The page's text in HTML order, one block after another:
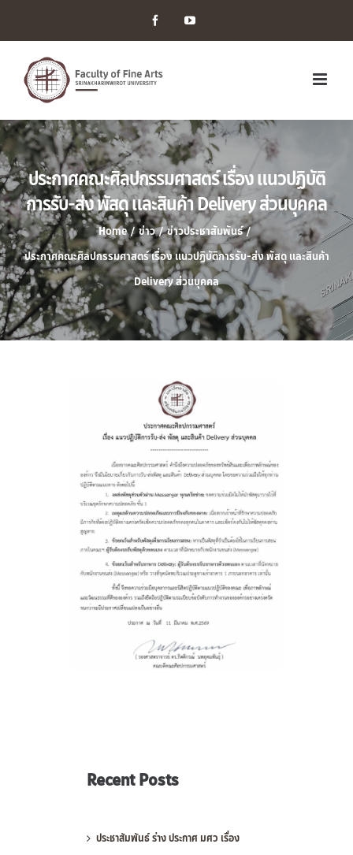
FacebookYouTube
ประกาศคณะศิลปกรรมศาสตร์ เรื่อง แนวปฏิบัติ
การรับ-ส่ง พัสดุ และสินค้า Delivery ส่วนบุคคล
Home / ข่าว / ข่าวประชาสัมพันธ์ /
ประกาศคณะศิลปกรรมศาสตร์ เรื่อง แนวปฏิบัติการรับ-ส่ง พัสดุ และสินค้า
Delivery ส่วนบุคคล
Recent Posts
ประชาสัมพันธ์ ร่าง ประกาศ มศว เรื่อง